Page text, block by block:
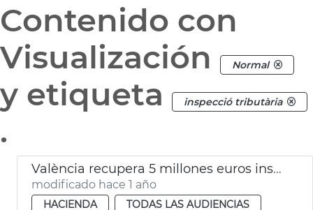
Contenido con
Visualización
Normal
y etiqueta inspecció tributària
.
València recupera 5 millones euros inspecciones tributarias 2024
modificado hace 1 año
HACIENDA
TODAS LAS AUDIENCIAS